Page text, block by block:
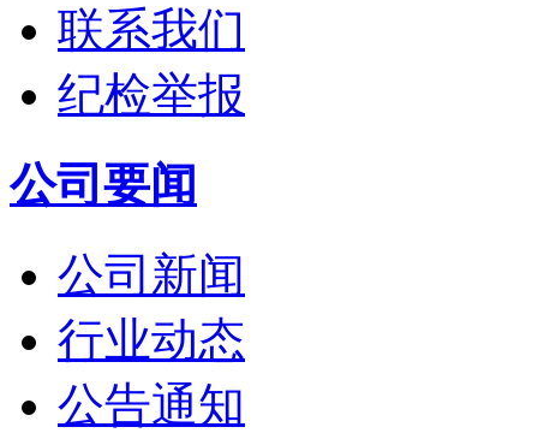
联系我们
纪检举报
公司要闻
公司新闻
行业动态
公告通知